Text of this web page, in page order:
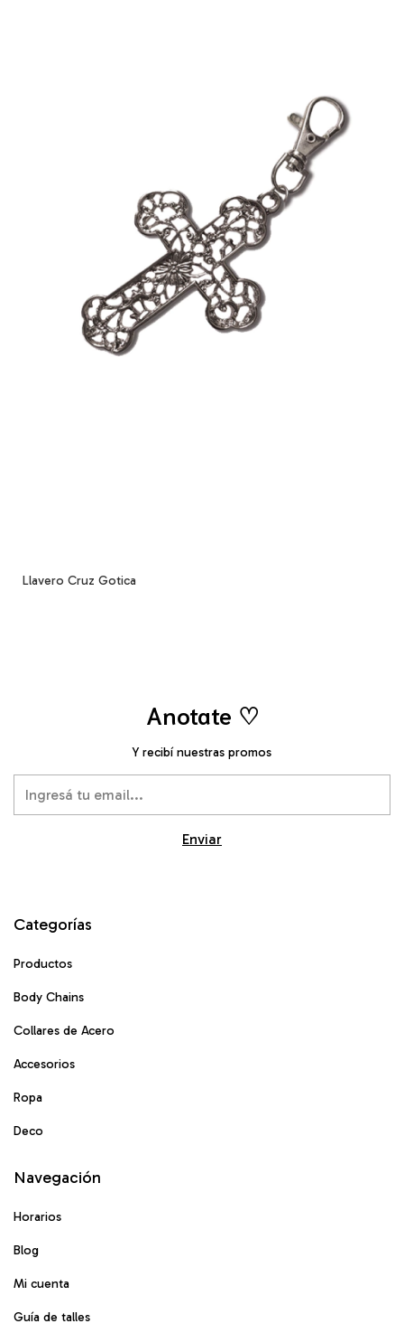
Llavero Cruz Gotica
Anotate ♡
Y recibí nuestras promos
Categorías
Productos
Body Chains
Collares de Acero
Accesorios
Ropa
Deco
Navegación
Horarios
Blog
Mi cuenta
Guía de talles